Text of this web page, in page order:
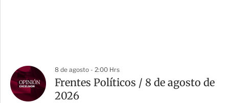
8 de agosto - 2:00 Hrs
Frentes Políticos / 8 de agosto de
2026